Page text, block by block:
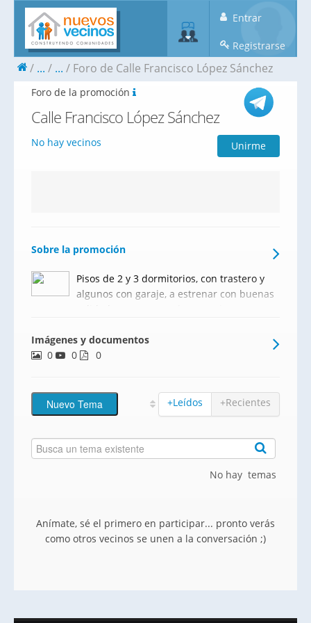
Entrar
Registrarse
... ... Foro de Calle Francisco López Sánchez
Foro de la promoción
Calle Francisco López Sánchez
No hay vecinos Unirme
Sobre la promoción
Pisos de 2 y 3 dormitorios, con trastero y
algunos con garaje, a estrenar con buenas
calidades. Cercanos al centro de
La zona cuenta con zonas verdes, colegio,
centro de salud, farmacias, ocio y
Imágenes y documentos
0
0 0
+Leídos +Recientes
No hay temas
Anímate, sé el primero en participar... pronto verás
como otros vecinos se unen a la conversación ;)